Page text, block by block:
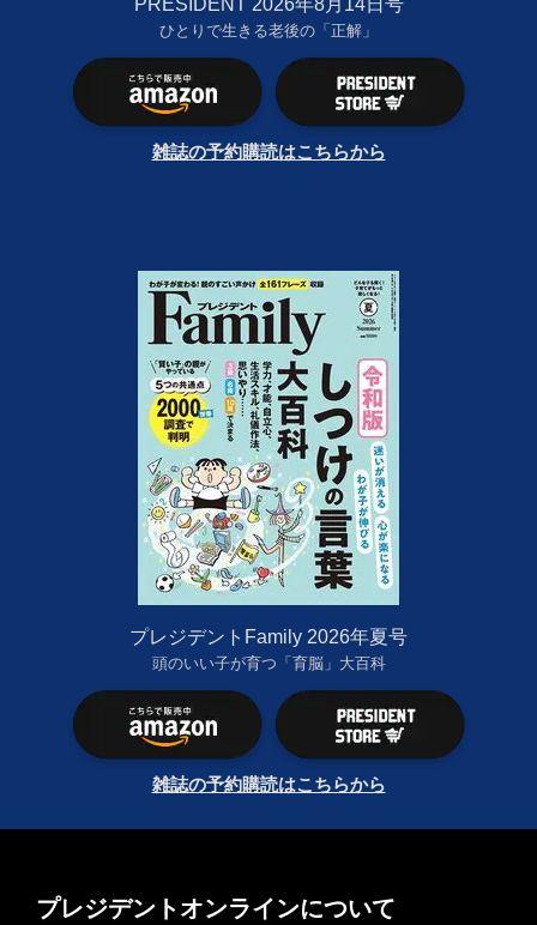
ひとりで生きる老後の「正解」
雑誌の予約購読はこちらから
プレジデントFamily 2026年夏号
頭のいい子が育つ「育脳」大百科
雑誌の予約購読はこちらから
プレジデントオンラインについて